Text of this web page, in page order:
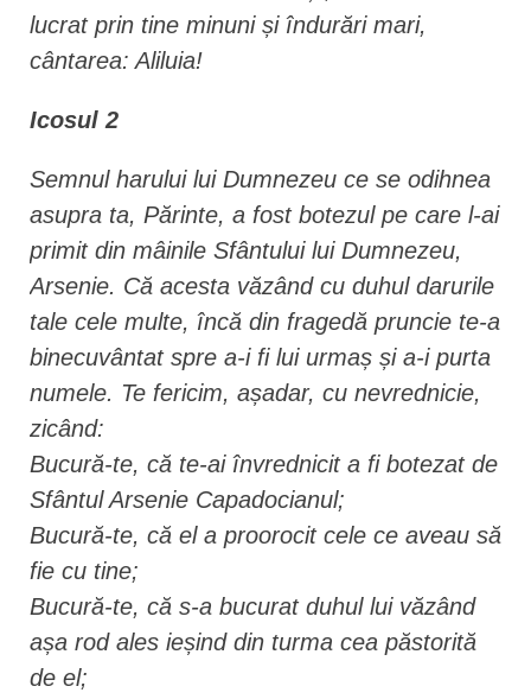
lucrat prin tine minuni și îndurări mari,
cântarea: Aliluia!
Icosul 2
Semnul harului lui Dumnezeu ce se odihnea
asupra ta, Părinte, a fost botezul pe care l-ai
primit din mâinile Sfântului lui Dumnezeu,
Arsenie. Că acesta văzând cu duhul darurile
tale cele multe, încă din fragedă pruncie te-a
binecuvântat spre a-i fi lui urmaș și a-i purta
numele. Te fericim, așadar, cu nevrednicie,
zicând:
Bucură-te, că te-ai învrednicit a fi botezat de
Sfântul Arsenie Capadocianul;
Bucură-te, că el a proorocit cele ce aveau să
fie cu tine;
Bucură-te, că s-a bucurat duhul lui văzând
așa rod ales ieșind din turma cea păstorită
de el;